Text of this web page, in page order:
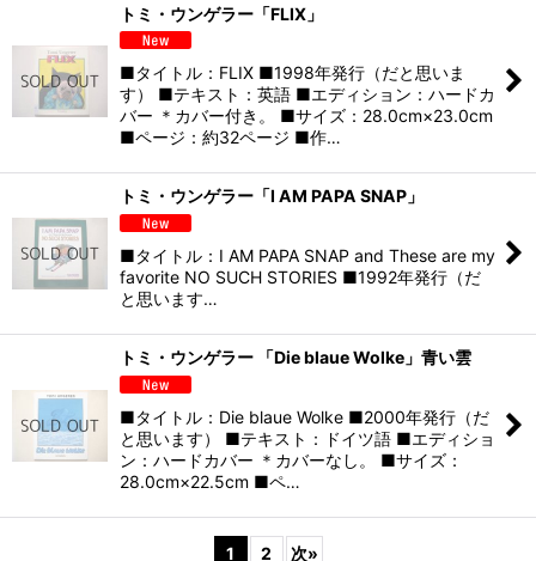
トミ・ウンゲラー「FLIX」
■タイトル：FLIX ■1998年発行（だと思いま
す） ■テキスト：英語 ■エディション：ハードカ
バー ＊カバー付き。 ■サイズ：28.0cm×23.0cm
■ページ：約32ページ ■作…
トミ・ウンゲラー「I AM PAPA SNAP」
■タイトル：I AM PAPA SNAP and These are my
favorite NO SUCH STORIES ■1992年発行（だ
と思います…
トミ・ウンゲラー 「Die blaue Wolke」青い雲
■タイトル：Die blaue Wolke ■2000年発行（だ
と思います） ■テキスト：ドイツ語 ■エディショ
ン：ハードカバー ＊カバーなし。 ■サイズ：
28.0cm×22.5cm ■ペ…
1 2 次»